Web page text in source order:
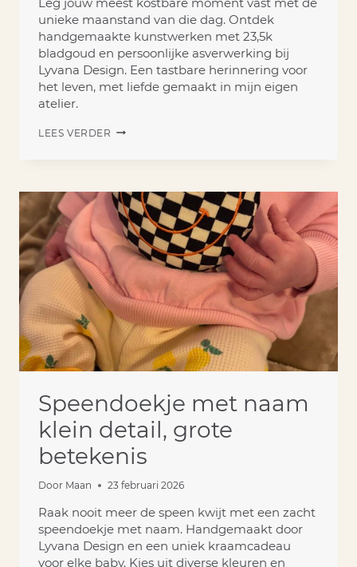
unieke maanstand van die dag. Ontdek
handgemaakte kunstwerken met 23,5k
bladgoud en persoonlijke asverwerking bij
Lyvana Design. Een tastbare herinnering voor
het leven, met liefde gemaakt in mijn eigen
atelier.
LEES VERDER DE
MAANSTAND
Speendoekje met naam
klein detail, grote
betekenis
Door Maan 23 februari 2026
Raak nooit meer de speen kwijt met een zacht
speendoekje met naam. Handgemaakt door
Lyvana Design en een uniek kraamcadeau
voor elke baby. Kies uit diverse kleuren en